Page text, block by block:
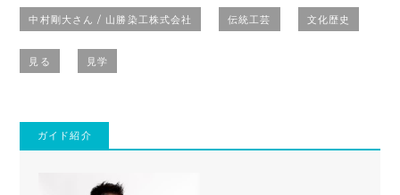
中村剛大さん / 山勝染工株式会社 伝統工芸 文化歴史
見る 見学
ガイド紹介